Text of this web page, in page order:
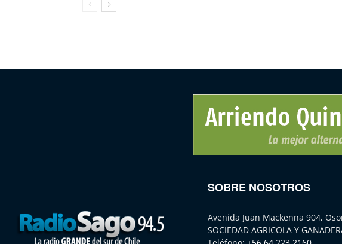
SOBRE NOSOTROS
Avenida Juan Mackenna 904,
SOCIEDAD AGRICOLA Y